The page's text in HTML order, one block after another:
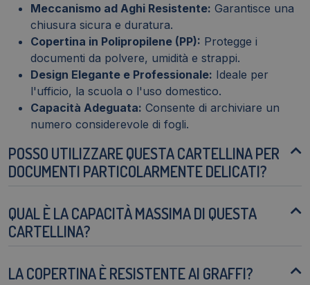
Meccanismo ad Aghi Resistente: Garantisce una
chiusura sicura e duratura.
Copertina in Polipropilene (PP): Protegge i
documenti da polvere, umidità e strappi.
Design Elegante e Professionale: Ideale per
l'ufficio, la scuola o l'uso domestico.
Capacità Adeguata: Consente di archiviare un
numero considerevole di fogli.
POSSO UTILIZZARE QUESTA CARTELLINA PER
DOCUMENTI PARTICOLARMENTE DELICATI?
QUAL È LA CAPACITÀ MASSIMA DI QUESTA
CARTELLINA?
LA COPERTINA È RESISTENTE AI GRAFFI?